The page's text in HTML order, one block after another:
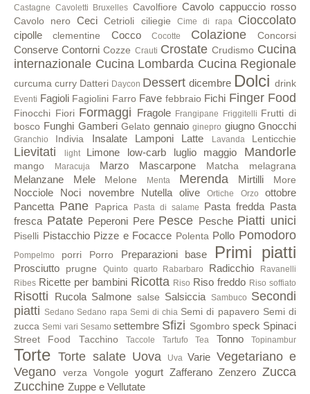
Castagne Cavoletti Bruxelles Cavolfiore Cavolo cappuccio rosso
Cavolo nero Ceci Cetrioli ciliegie Cime di rapa Cioccolato
cipolle clementine Cocco Cocotte Colazione Concorsi
Conserve Contorni Cozze Crauti Crostate Crudismo Cucina
internazionale Cucina Lombarda Cucina Regionale
curcuma curry Datteri Daycon Dessert dicembre Dolci drink
Eventi Fagioli Fagiolini Farro Fave febbraio Fichi Finger Food
Finocchi Fiori Formaggi Fragole Frangipane Friggitelli Frutti di
bosco Funghi Gamberi Gelato gennaio ginepro giugno Gnocchi
Granchio Indivia Insalate Lamponi Latte Lavanda Lenticchie
Lievitati light Limone low-carb luglio maggio Mandorle
mango Maracuja Marzo Mascarpone Matcha melagrana
Melanzane Mele Melone Menta Merenda Mirtilli More
Nocciole Noci novembre Nutella olive Ortiche Orzo
ottobre
Pancetta Pane Paprica Pasta di salame Pasta fredda Pasta
fresca Patate Peperoni Pere Pesce Pesche Piatti unici
Piselli Pistacchio Pizze e Focacce Polenta Pollo Pomodoro
Pompelmo porri Porro Preparazioni base Primi piatti
Prosciutto prugne Quinto quarto Rabarbaro Radicchio
Ravanelli
Ribes Ricette per bambini Ricotta Riso Riso freddo Riso soffiato
Risotti Rucola Salmone salse Salsiccia Sambuco Secondi
piatti Sedano Sedano rapa Semi di chia Semi di papavero Semi di
zucca Semi vari Sesamo settembre Sfizi Sgombro speck Spinaci
Street Food Tacchino Taccole Tartufo Tea Tonno Topinambur
Torte Torte salate Uova Uva Varie Vegetariano e
Vegano
verza Vongole yogurt Zafferano Zenzero Zucca
Zucchine Zuppe e Vellutate